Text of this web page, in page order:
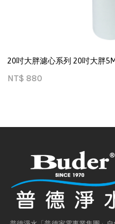
20吋大胖濾心系列 20吋大胖
NT$ 880